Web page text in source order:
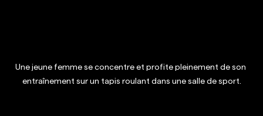
Une jeune femme se concentre et profite pleinement de son
entraînement sur un tapis roulant dans une salle de sport.